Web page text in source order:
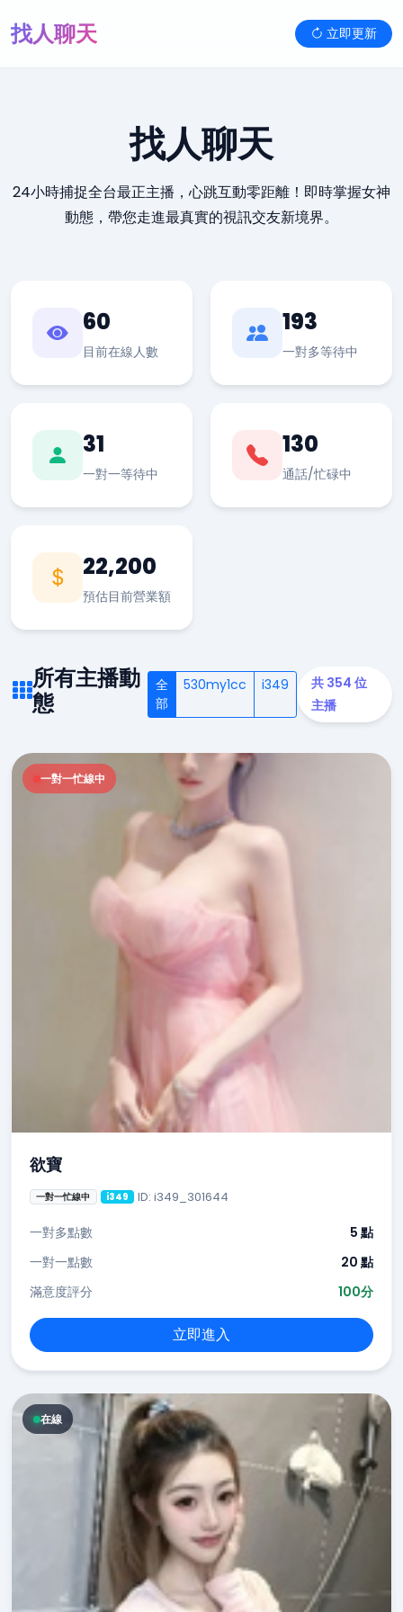
找人聊天 立即更新
找人聊天
24小時捕捉全台最正主播，心跳互動零距離！即時掌握女神
動態，帶您走進最真實的視訊交友新境界。
60
目前在線人數
193
一對多等待中
31
一對一等待中
130
通話/忙碌中
22,200
預估目前營業額
所有主播動
態
全
部
530my1cc i349
共 354 位
主播
一對一忙線中
欲寶
一對一忙線中 i349 ID: i349_301644
一對多點數
5 點
一對一點數
20 點
滿意度評分
100分
立即進入
在線